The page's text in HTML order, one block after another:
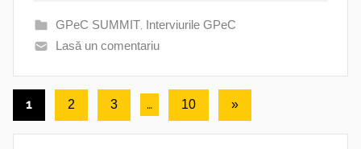
GPeC SUMMIT, Interviurile GPeC
Lasă un comentariu
Paginație
articole
1 2 3 … 10
Următoarele
»